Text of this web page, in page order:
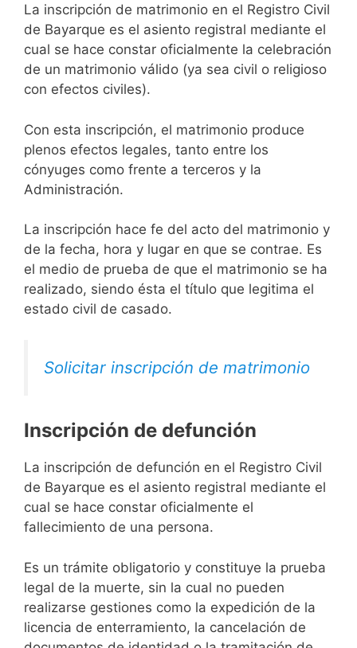
La inscripción de matrimonio en el Registro Civil
de Bayarque es el asiento registral mediante el
cual se hace constar oficialmente la celebración
de un matrimonio válido (ya sea civil o religioso
con efectos civiles).
Con esta inscripción, el matrimonio produce
plenos efectos legales, tanto entre los
cónyuges como frente a terceros y la
Administración.
La inscripción hace fe del acto del matrimonio y
de la fecha, hora y lugar en que se contrae. Es
el medio de prueba de que el matrimonio se ha
realizado, siendo ésta el título que legitima el
estado civil de casado.
Solicitar inscripción de matrimonio
Inscripción de defunción
La inscripción de defunción en el Registro Civil
de Bayarque es el asiento registral mediante el
cual se hace constar oficialmente el
fallecimiento de una persona.
Es un trámite obligatorio y constituye la prueba
legal de la muerte, sin la cual no pueden
realizarse gestiones como la expedición de la
licencia de enterramiento, la cancelación de